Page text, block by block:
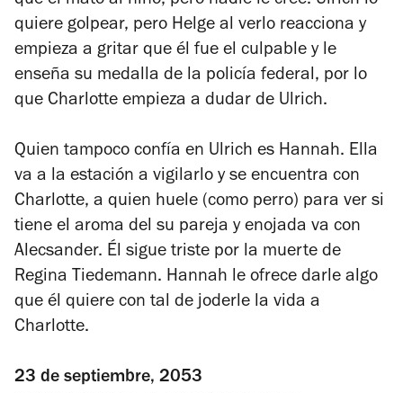
quiere golpear, pero Helge al verlo reacciona y
empieza a gritar que él fue el culpable y le
enseña su medalla de la policía federal, por lo
que Charlotte empieza a dudar de Ulrich.
Quien tampoco confía en Ulrich es Hannah. Ella
va a la estación a vigilarlo y se encuentra con
Charlotte, a quien huele (como perro) para ver si
tiene el aroma del su pareja y enojada va con
Alecsander. Él sigue triste por la muerte de
Regina Tiedemann. Hannah le ofrece darle algo
que él quiere con tal de joderle la vida a
Charlotte.
23 de septiembre, 2053